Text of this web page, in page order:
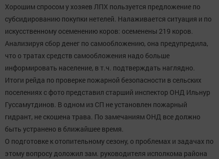
Хорошим спросом у хозяев ЛПХ пользуется предложение по
субсидированию покупки нетелей. Налаживается ситуация и по
искусственному осеменению коров: осеменены 219 коров.
Анализируя сбор денег по самообложению, она предупредила,
что о тратах средств самообложения надо больше
информировать население, в т.ч. подтверждать наглядно.
Итоги рейда по проверке пожарной безопасности в сельских
поселениях с фото представил старший инспектор ОНД Ильнур
Гуссамутдинов. В одном из СП не установлен пожарный
гидрант, не скошена трава. По замечаниям ОНД все должно
быть устранено в ближайшее время.
О подготовке к отопительному сезону, о проблемах и задачах по
этому вопросу доложил зам. руководителя исполкома района